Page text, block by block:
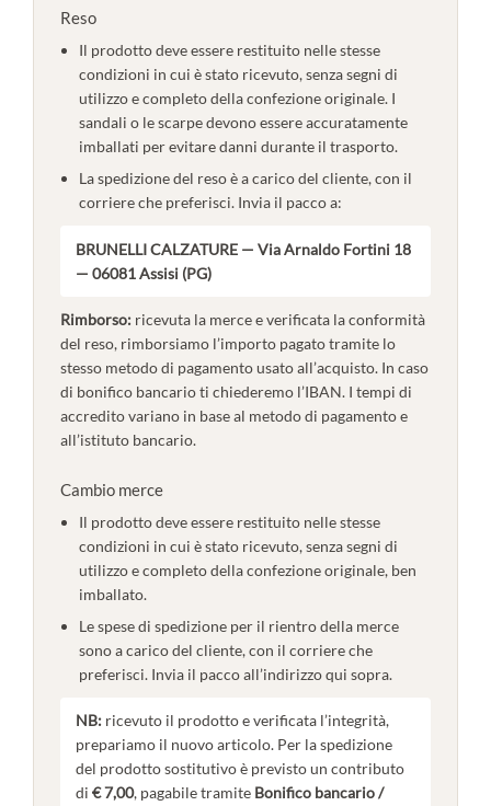
Reso
Il prodotto deve essere restituito nelle stesse
condizioni in cui è stato ricevuto, senza segni di
utilizzo e completo della confezione originale. I
sandali o le scarpe devono essere accuratamente
imballati per evitare danni durante il trasporto.
La spedizione del reso è a carico del cliente, con il
corriere che preferisci. Invia il pacco a:
BRUNELLI CALZATURE — Via Arnaldo Fortini 18
— 06081 Assisi (PG)
Rimborso:ricevuta la merce e verificata la conformità
del reso, rimborsiamo l’importo pagato tramite lo
stesso metodo di pagamento usato all’acquisto. In caso
di bonifico bancario ti chiederemo l’IBAN. I tempi di
accredito variano in base al metodo di pagamento e
all’istituto bancario.
Cambio merce
Il prodotto deve essere restituito nelle stesse
condizioni in cui è stato ricevuto, senza segni di
utilizzo e completo della confezione originale, ben
imballato.
Le spese di spedizione per il rientro della merce
sono a carico del cliente, con il corriere che
preferisci. Invia il pacco all’indirizzo qui sopra.
NB:ricevuto il prodotto e verificata l’integrità,
prepariamo il nuovo articolo. Per la spedizione
del prodotto sostitutivo è previsto un contributo
di € 7,00, pagabile tramite Bonifico bancario /